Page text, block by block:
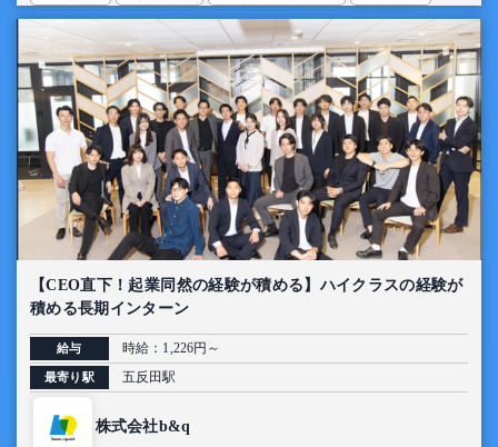
【CEO直下！起業同然の経験が積める】ハイクラスの経験が
積める長期インターン
給与 時給：1,226円～
最寄り駅 五反田駅
株式会社b&q